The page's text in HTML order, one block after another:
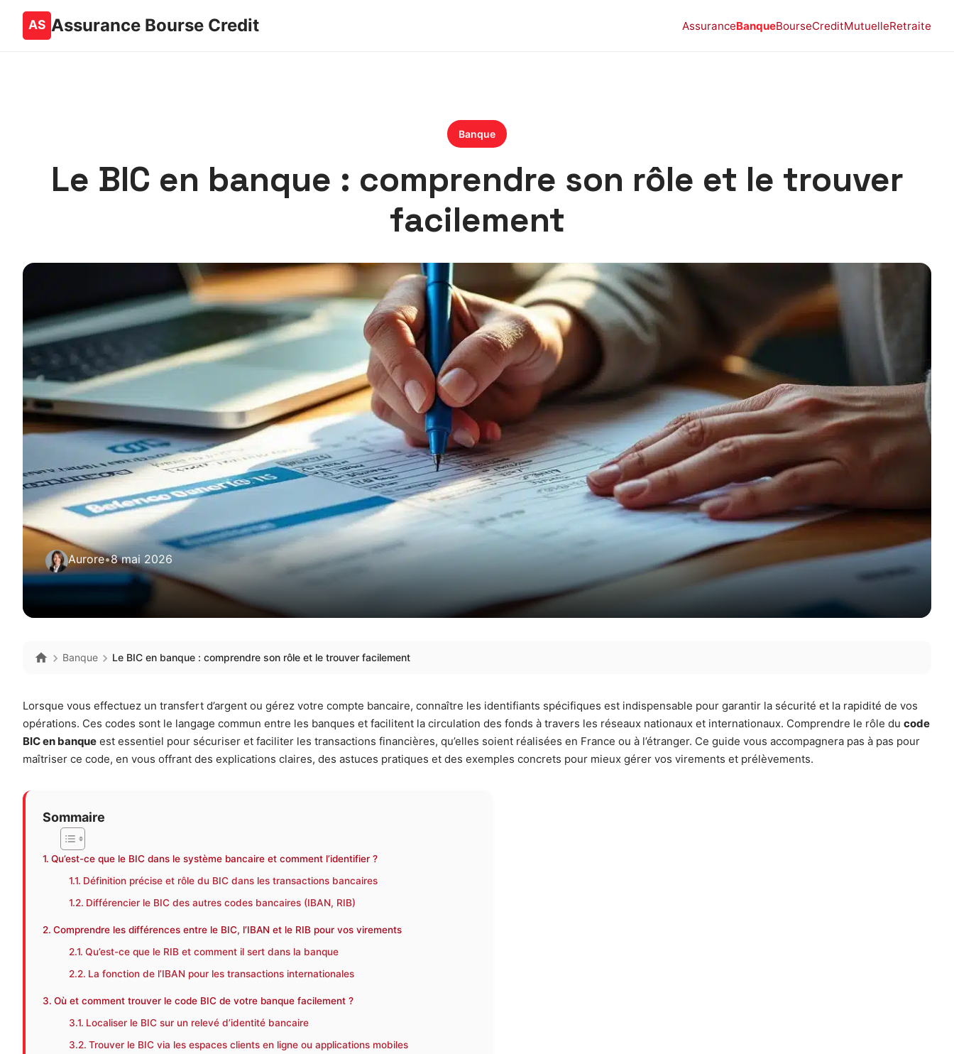
Assurance Bourse Credit AssuranceBanqueBourseCreditMutuelleRetraite
Banque
Le BIC en banque : comprendre son rôle et le trouver
facilement
Aurore•8 mai 2026
Banque Le BIC en banque : comprendre son rôle et le trouver facilement
Lorsque vous effectuez un transfert d’argent ou gérez votre compte bancaire, connaître les identifiants spécifiques est indispensable pour garantir la sécurité et la rapidité de vos
opérations. Ces codes sont le langage commun entre les banques et facilitent la circulation des fonds à travers les réseaux nationaux et internationaux. Comprendre le rôle du code
BIC en banque est essentiel pour sécuriser et faciliter les transactions financières, qu’elles soient réalisées en France ou à l’étranger. Ce guide vous accompagnera pas à pas pour
maîtriser ce code, en vous offrant des explications claires, des astuces pratiques et des exemples concrets pour mieux gérer vos virements et prélèvements.
Sommaire
Qu’est-ce que le BIC dans le système bancaire et comment l’identifier ?
Définition précise et rôle du BIC dans les transactions bancaires
Différencier le BIC des autres codes bancaires (IBAN, RIB)
Comprendre les différences entre le BIC, l’IBAN et le RIB pour vos virements
Qu’est-ce que le RIB et comment il sert dans la banque
La fonction de l’IBAN pour les transactions internationales
Où et comment trouver le code BIC de votre banque facilement ?
Localiser le BIC sur un relevé d’identité bancaire
Trouver le BIC via les espaces clients en ligne ou applications mobiles